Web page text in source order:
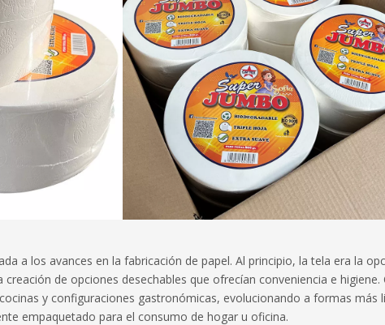
a los avances en la fabricación de papel. Al principio, la tela era la
de opciones desechables que ofrecían conveniencia e
y configuraciones gastronómicas, evolucionando a formas
empaquetado para el consumo de hogar u oficina.